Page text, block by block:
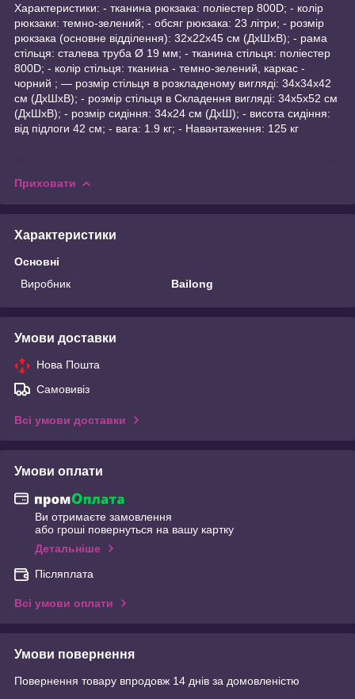
Характеристики: - тканина рюкзака: поліестер 800D; - колір
рюкзаки: темно-зелений; - обсяг рюкзака: 23 літри; - розмір
рюкзака (основне відділення): 32х22х45 см (ДхШхВ); - рама
стільця: сталева труба Ø 19 мм; - тканина стільця: поліестер
800D; - колір стільця: тканина - темно-зелений, каркас -
чорний ; — розмір стільця в розкладеному вигляді: 34х34х42
см (ДхШхВ); - розмір стільця в Складення вигляді: 34х5х52 см
(ДхШхВ); - розмір сидіння: 34х24 см (ДхШ); - висота сидіння:
від підлоги 42 см; - вага: 1.9 кг; - Навантаження: 125 кг
Приховати
Характеристики
Основні
Виробник
Bailong
Умови доставки
Нова Пошта
Самовивіз
Всі умови доставки
Умови оплати
Ви отримаєте замовлення
або гроші повернуться на вашу картку
Детальніше
Післяплата
Всі умови оплати
Умови повернення
Повернення товару впродовж 14 днів за домовленістю